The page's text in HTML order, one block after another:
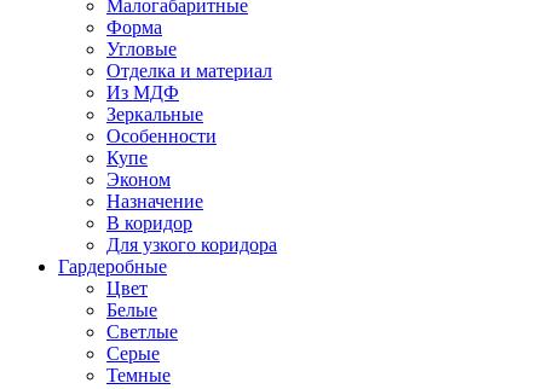
Малогабаритные
Форма
Угловые
Отделка и материал
Из МДФ
Зеркальные
Особенности
Купе
Эконом
Назначение
В коридор
Для узкого коридора
Гардеробные
Цвет
Белые
Светлые
Серые
Темные